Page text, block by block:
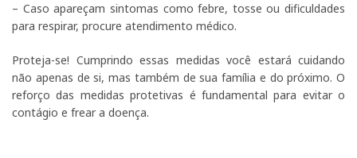
– Caso apareçam sintomas como febre, tosse ou dificuldades
para respirar, procure atendimento médico.
Proteja-se! Cumprindo essas medidas você estará cuidando
não apenas de si, mas também de sua família e do próximo. O
reforço das medidas protetivas é fundamental para evitar o
contágio e frear a doença.